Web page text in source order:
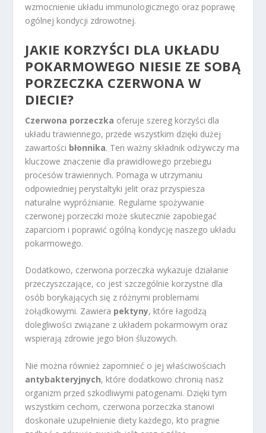
wzmocnienie układu immunologicznego oraz poprawę
ogólnej kondycji zdrowotnej.
JAKIE KORZYŚCI DLA UKŁADU
POKARMOWEGO NIESIE ZE SOBĄ
PORZECZKA CZERWONA W
DIECIE?
Czerwona porzeczka oferuje szereg korzyści dla
układu trawiennego, przede wszystkim dzięki dużej
zawartości błonnika. Ten ważny składnik odżywczy ma
kluczowe znaczenie dla prawidłowego przebiegu
procesów trawiennych. Pomaga w utrzymaniu
odpowiedniej perystaltyki jelit oraz przyspiesza
naturalne wypróżnianie. Regularne spożywanie
czerwonej porzeczki może skutecznie zapobiegać
zaparciom i poprawić ogólną kondycję naszego układu
pokarmowego.
Dodatkowo, czerwona porzeczka wykazuje działanie
przeczyszczające, co jest szczególnie korzystne dla
osób borykających się z różnymi problemami
żołądkowymi. Zawiera pektyny, które łagodzą
dolegliwości związane z układem pokarmowym oraz
wspierają zdrowie jego błon śluzowych.
Nie można również zapomnieć o jej właściwościach
antybakteryjnych, które dodatkowo chronią nasz
organizm przed szkodliwymi patogenami. Dzięki tym
wszystkim cechom, czerwona porzeczka stanowi
doskonałe uzupełnienie diety każdego, kto pragnie